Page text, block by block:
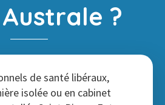
Australe ?
de santé libéraux,
isolée ou en cabinet